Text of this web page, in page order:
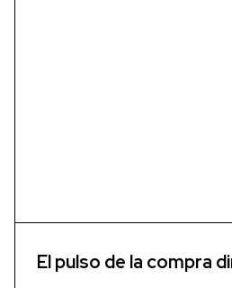
El pulso de la compra